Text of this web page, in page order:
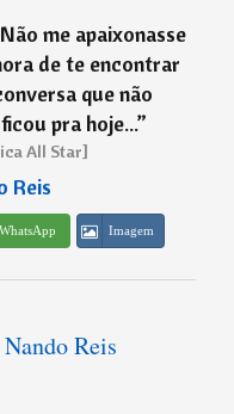
me apaixonasse
de te encontrar
que não
pra hoje...”
All Star]
Reis
WhatsApp Imagem
Reis